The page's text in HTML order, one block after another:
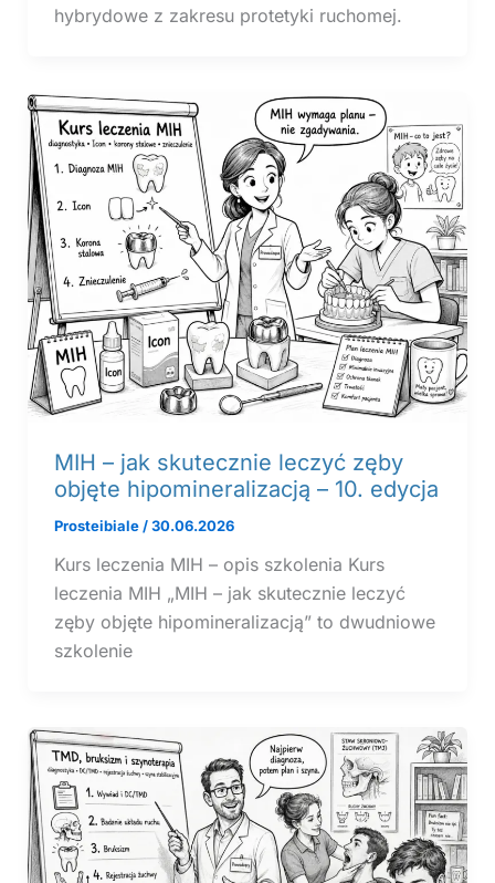
hybrydowe z zakresu protetyki ruchomej.
MIH – jak skutecznie leczyć zęby
objęte hipomineralizacją – 10. edycja
Prosteibiale/30.06.2026
Kurs leczenia MIH – opis szkolenia Kurs
leczenia MIH „MIH – jak skutecznie leczyć
zęby objęte hipomineralizacją” to dwudniowe
szkolenie